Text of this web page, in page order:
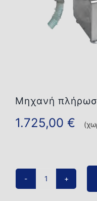
Επικοινωνία
Μηχανή
1.725,00 €
Μηχανή